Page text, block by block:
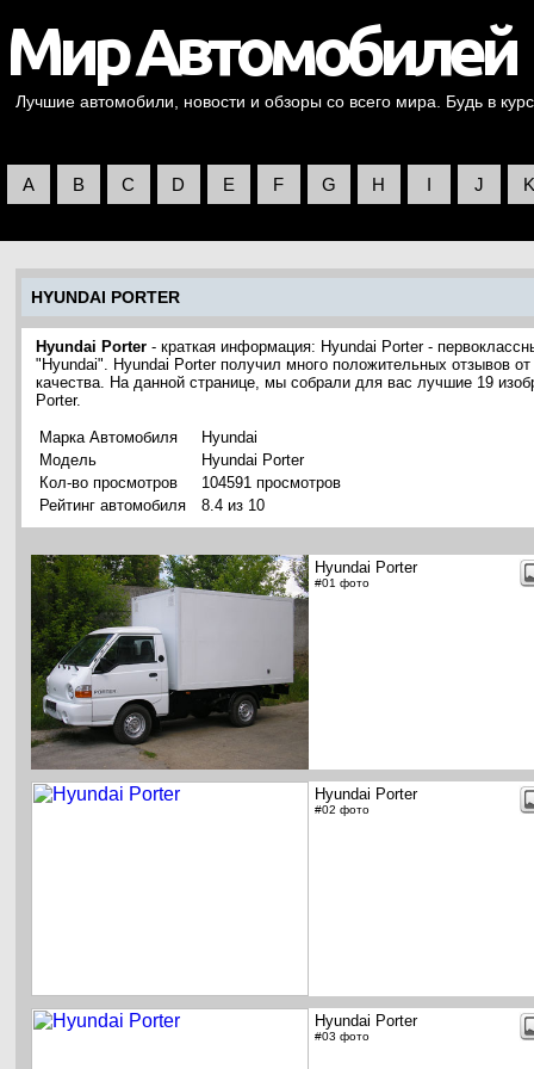
Лучшие автомобили, новости и обзоры со всего мира. Будь в
A B C D E F G H I J K
HYUNDAI PORTER
Hyundai Porter - краткая информация: Hyundai Porter -
"Hyundai". Hyundai Porter получил много положительных отзывов
качества. На данной странице, мы собрали для вас лучшие 19
Porter.
Марка Автомобиля
Hyundai
Модель
Hyundai Porter
Кол-во просмотров
104591 просмотров
Рейтинг автомобиля
8.4 из 10
Hyundai Porter
#01 фото
Hyundai Porter
#02 фото
Hyundai Porter
#03 фото